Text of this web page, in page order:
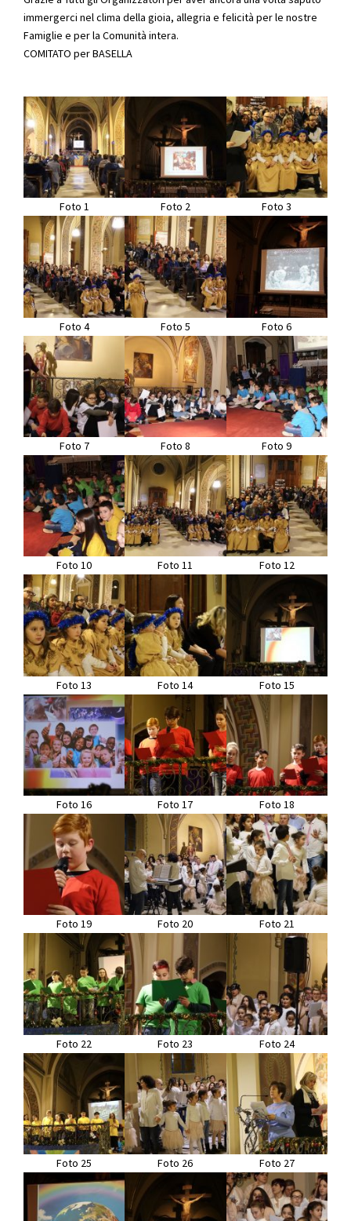
immergerci nel clima della gioia, allegria e felicità per le nostre
Famiglie e per la Comunità intera.
COMITATO per BASELLA
Foto 1 Foto 2 Foto 3
Foto 4 Foto 5 Foto 6
Foto 7 Foto 8 Foto 9
Foto 10 Foto 11 Foto 12
Foto 13 Foto 14 Foto 15
Foto 16 Foto 17 Foto 18
Foto 19 Foto 20 Foto 21
Foto 22 Foto 23 Foto 24
Foto 25 Foto 26 Foto 27